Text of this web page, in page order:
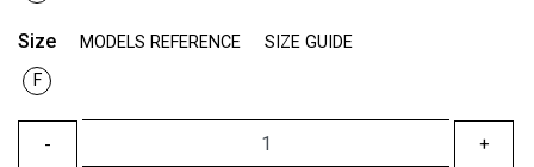
Size MODELS REFERENCE
SIZE GUIDE
F
- +